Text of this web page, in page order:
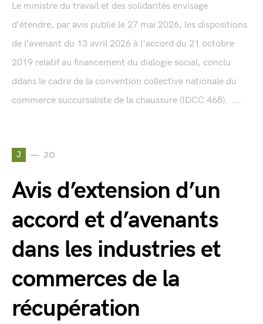
Le ministre du travail et des solidarités envisage
d’étendre, par avis publié le 27 mai 2026, les dispositions
de l’avenant du 13 avril 2026 à l'accord du 21 octobre
2019 relatif au financement du dialogie social, conclu
ddans le cadre de la convention collective nationale du
commerce succursaliste de la chaussure (IDCC 468). ...
J JO
Avis d’extension d’un
accord et d’avenants
dans les industries et
commerces de la
récupération